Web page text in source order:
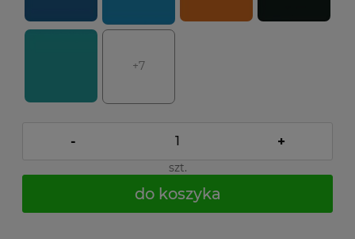
+7
- +
szt.
do koszyka